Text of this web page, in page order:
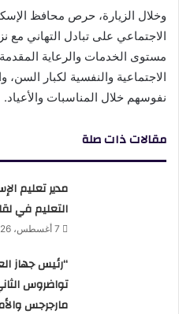
وخلال الزيارة، حرص محافظ
الاجتماعي على تبادل التهاني مع
مستوى الخدمات والرعاية
الاجتماعية والنفسية لكبار
نفوسهم خلال المناسبات والأعياد.
مقالات ذات صلة
مدير تعليم
التعليم في
7 أغسطس، 2026
“رئيس جهاز
تواضروس
مارجرجس